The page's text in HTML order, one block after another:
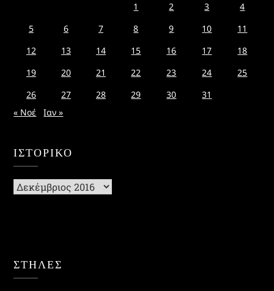
1
2 3
4
5
6 7 8 9 10
11
12
13 14 15 16 17
18
19
20 21 22 23 24
25
26
27 28 29 30
31
« Νοέ
Ιαν »
ΙΣΤΟΡΙΚΌ
Ιστορικό
ΣΤΗΛΕΣ